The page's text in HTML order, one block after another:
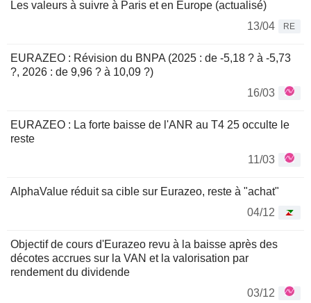
Les valeurs à suivre à Paris et en Europe (actualisé)
13/04
RE
EURAZEO : Révision du BNPA (2025 : de -5,18 ? à -5,73
?, 2026 : de 9,96 ? à 10,09 ?)
16/03
EURAZEO : La forte baisse de l'ANR au T4 25 occulte le
reste
11/03
AlphaValue réduit sa cible sur Eurazeo, reste à "achat"
04/12
Objectif de cours d'Eurazeo revu à la baisse après des
décotes accrues sur la VAN et la valorisation par
rendement du dividende
03/12